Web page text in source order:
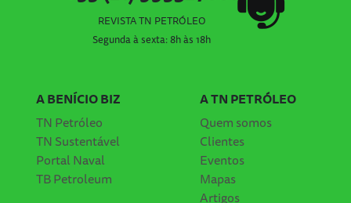
REVISTA TN PETRÓLEO
Segunda à sexta: 8h às 18h
A BENÍCIO BIZ
TN Petróleo
TN Sustentável
Portal Naval
TB Petroleum
A TN PETRÓLEO
Quem somos
Clientes
Eventos
Mapas
Artigos